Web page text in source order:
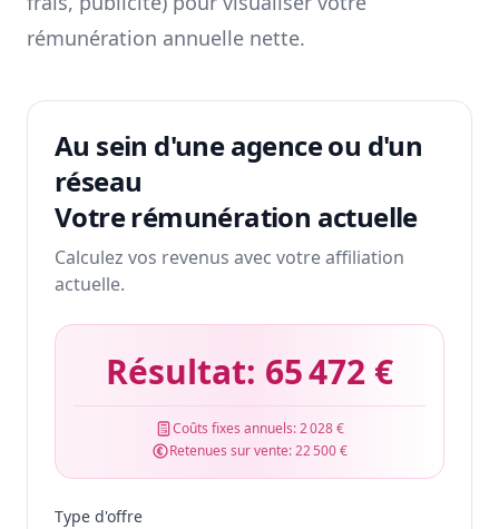
rémunération annuelle nette.
Au sein d'une agence ou d'un
réseau
Votre rémunération actuelle
Calculez vos revenus avec votre affiliation
actuelle.
Résultat: 65 472 €
Coûts fixes annuels:2 028 €
Retenues sur vente:22 500 €
Type d'offre